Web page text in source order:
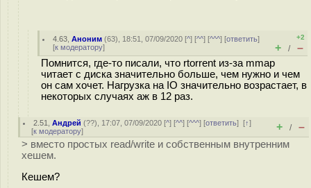
4.63 ,Аноним (63), 18:51, 07/09/2020 [^] [^^] [^^^] [ответить]
[к модератору]
+2
+ / –
Помнится, где-то писали, что rtorrent из-за mmap
читает с диска значительно больше, чем нужно и чем
он сам хочет. Нагрузка на IO значительно возрастает, в
некоторых случаях аж в 12 раз.
2.51 ,Андрей (??), 17:07, 07/09/2020 [^] [^^] [^^^] [ответить][↑]
[к модератору] + / –
> вместо простых read/write и собственным внутренним
хешем.
Кешем?